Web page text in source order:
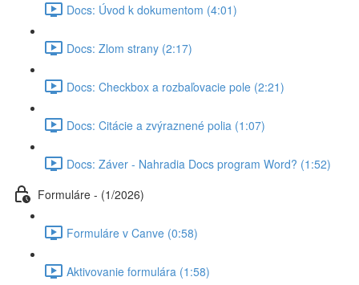
Docs: Úvod k dokumentom (4:01)
Docs: Zlom strany (2:17)
Docs: Checkbox a rozbaľovacie pole (2:21)
Docs: Citácie a zvýraznené polia (1:07)
Docs: Záver - Nahradia Docs program Word? (1:52)
Formuláre - (1/2026)
Formuláre v Canve (0:58)
Aktivovanie formulára (1:58)